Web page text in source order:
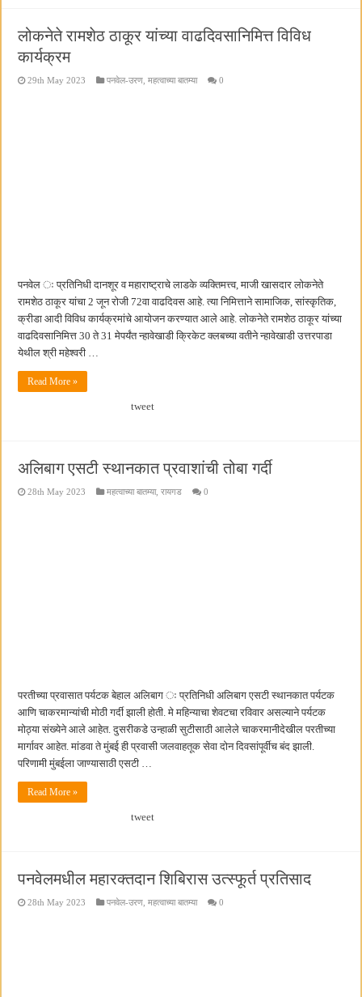
लोकनेते रामशेठ ठाकूर यांच्या वाढदिवसानिमित्त विविध
कार्यक्रम
29th May 2023 पनवेल-उरण ,महत्वाच्या बातम्या 0
पनवेल ः प्रतिनिधी दानशूर व महाराष्ट्राचे लाडके व्यक्तिमत्त्व, माजी खासदार लोकनेते
रामशेठ ठाकूर यांचा 2 जून रोजी 72वा वाढदिवस आहे. त्या निमित्ताने सामाजिक, सांस्कृतिक,
क्रीडा आदी विविध कार्यक्रमांचे आयोजन करण्यात आले आहे. लोकनेते रामशेठ ठाकूर यांच्या
वाढदिवसानिमित्त 30 ते 31 मेपर्यंत न्हावेखाडी क्रिकेट क्लबच्या वतीने न्हावेखाडी उत्तरपाडा
येथील श्री महेश्वरी …
Read More »
tweet
अलिबाग एसटी स्थानकात प्रवाशांची तोबा गर्दी
28th May 2023 महत्वाच्या बातम्या,रायगड 0
परतीच्या प्रवासात पर्यटक बेहाल अलिबाग ः प्रतिनिधी अलिबाग एसटी स्थानकात पर्यटक
आणि चाकरमान्यांची मोठी गर्दी झाली होती. मे महिन्याचा शेवटचा रविवार असल्याने पर्यटक
मोठ्या संख्येने आले आहेत. दुसरीकडे उन्हाळी सुटीसाठी आलेले चाकरमानीदेखील परतीच्या
मार्गावर आहेत. मांडवा ते मुंबई ही प्रवासी जलवाहतूक सेवा दोन दिवसांपूर्वीच बंद झाली.
परिणामी मुंबईला जाण्यासाठी एसटी …
Read More »
tweet
पनवेलमधील महारक्तदान शिबिरास उत्स्फूर्त प्रतिसाद
28th May 2023 पनवेल-उरण ,महत्वाच्या बातम्या 0